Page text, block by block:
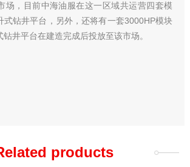
场，目前中海油服在这一区域共运营四套模
式钻井平台，另外，还将有一套3000HP模块
井平台在建造完成后投放至该市场。
products